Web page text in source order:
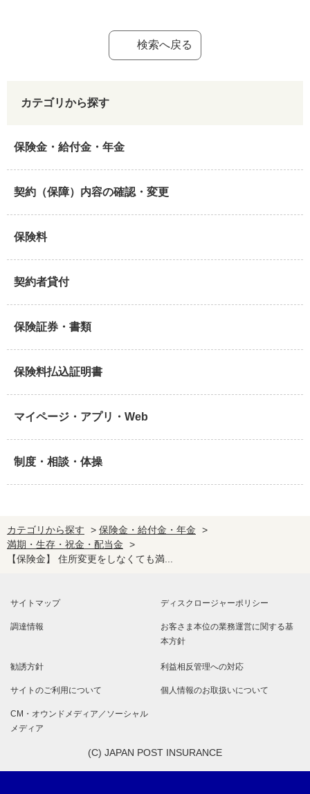
検索へ戻る
カテゴリから探す
保険金・給付金・年金
契約（保障）内容の確認・変更
保険料
契約者貸付
保険証券・書類
保険料払込証明書
マイページ・アプリ・Web
制度・相談・体操
カテゴリから探す > 保険金・給付金・年金
>
満期・生存・祝金・配当金
>
【保険金】 住所変更をしなくても満...
サイトマップ ディスクロージャーポリシー
調達情報 お客さま本位の業務運営に関する基
本方針
勧誘方針 利益相反管理への対応
サイトのご利用について 個人情報のお取扱いについて
CM・オウンドメディア／ソーシャル
メディア
(C) JAPAN POST INSURANCE